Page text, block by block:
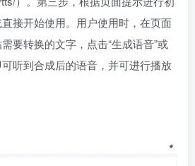
接开始使用。用户使用时，在页面
要转换的文字，点击“生成语音”或
听到合成后的语音，并可进行播放